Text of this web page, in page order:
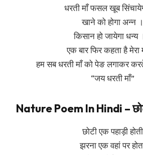
धरती माँ फसल खूब
खाने को होगा अन्न ।
किसान हो जायेगा धन्य
एक बार फिर कहता है मेरा
हम सब धरती माँ को पेङ लगाकर
“जय धरती माँ”
Nature Poem In Hindi –
छोटी एक पहाड़ी होती
झरना एक वहां पर